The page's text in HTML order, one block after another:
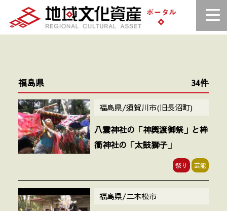
福島県 34件
福島県/須賀川市(旧長沼町)
八雲神社の「神輿渡御祭」と桙
衝神社の「太鼓獅子」
祭り 芸能
福島県/二本松市